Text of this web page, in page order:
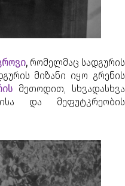
, რომელმაც სადგურის
მიზანი იყო გრენის
მეთოდით, სხვადასხვა
და მეფუტკრეობის